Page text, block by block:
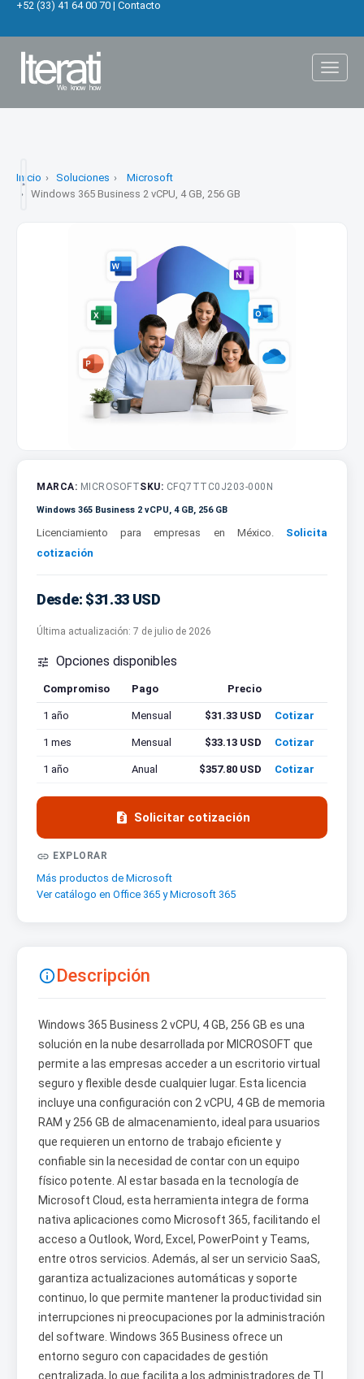
+52 (33) 41 64 00 70 | Contacto
Inicio Soluciones
Microsoft
Windows 365 Business 2 vCPU, 4 GB, 256 GB
MARCA: MICROSOFTSKU: CFQ7TTC0J203-000N
Windows 365 Business 2 vCPU, 4 GB, 256 GB
Licenciamiento para empresas en México. Solicita
cotización
Desde: $31.33 USD
Última actualización: 7 de julio de 2026
 Opciones disponibles
Compromiso Pago Precio
1 año
Mensual $31.33 USD Cotizar
1 mes Mensual $33.13 USD Cotizar
1 año Anual $357.80 USD Cotizar
 Solicitar cotización
 EXPLORAR
Más productos de Microsoft
Ver catálogo en Office 365 y Microsoft 365
Descripción
Windows 365 Business 2 vCPU, 4 GB, 256 GB es una
solución en la nube desarrollada por MICROSOFT que
permite a las empresas acceder a un escritorio virtual
seguro y flexible desde cualquier lugar. Esta licencia
incluye una configuración con 2 vCPU, 4 GB de memoria
RAM y 256 GB de almacenamiento, ideal para usuarios
que requieren un entorno de trabajo eficiente y
confiable sin la necesidad de contar con un equipo
físico potente. Al estar basada en la tecnología de
Microsoft Cloud, esta herramienta integra de forma
nativa aplicaciones como Microsoft 365, facilitando el
acceso a Outlook, Word, Excel, PowerPoint y Teams,
entre otros servicios. Además, al ser un servicio SaaS,
garantiza actualizaciones automáticas y soporte
continuo, lo que permite mantener la productividad sin
interrupciones ni preocupaciones por la administración
del software. Windows 365 Business ofrece un
entorno seguro con capacidades de gestión
centralizada, lo que facilita a los administradores de TI